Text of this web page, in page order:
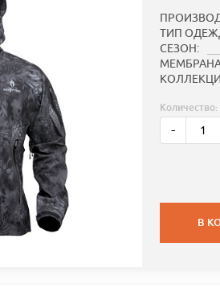
ТИП
СЕЗОН:
Количество:
-
В